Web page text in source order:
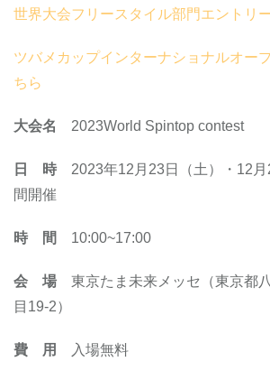
世界大会フリースタイル部門エントリ
ツバメカップインターナショナルオー
ちら
大会名 2023World Spintop contest
日 時2023年12月23日（土）・12
間開催
時 間 10:00~17:00
会 場 東京たま未来メッセ（東京都
目19-2）
費 用 入場無料